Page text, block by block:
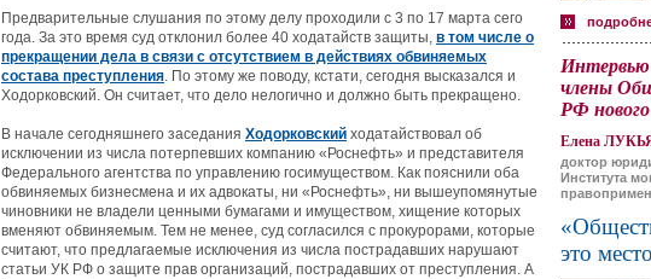
Предварительные слушания по этому делу проходили с 3 по 17 марта сего
года. За это время суд отклонил более 40 ходатайств защиты, в том числе о
прекращении дела в связи с отсутствием в действиях обвиняемых
состава преступления. По этому же поводу, кстати, сегодня высказался и
Ходорковский. Он считает, что дело нелогично и должно быть прекращено.
В начале сегодняшнего заседания Ходорковский ходатайствовал об
исключении из числа потерпевших компанию «Роснефть» и представителя
Федерального агентства по управлению госимуществом. Как пояснили оба
обвиняемых бизнесмена и их адвокаты, ни «Роснефть», ни вышеупомянутые
чиновники не владели ценными бумагами и имуществом, хищение которых
вменяют обвиняемым. Тем не менее, суд согласился с прокурорами, которые
считают, что предлагаемые исключения из числа пострадавших нарушают
статьи УК РФ о защите прав организаций, пострадавших от преступления. А
Интервью
члены
РФ
Елена
доктор
Института
это